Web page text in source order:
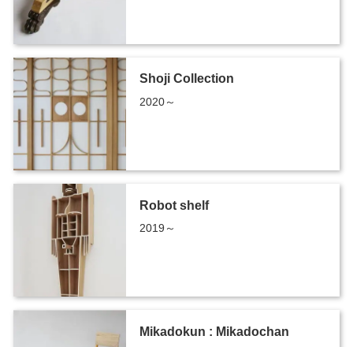
Shoji Collection
2020～
Robot shelf
2019～
Mikadokun : Mikadochan